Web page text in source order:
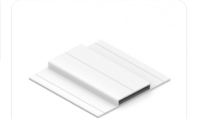
каталоги